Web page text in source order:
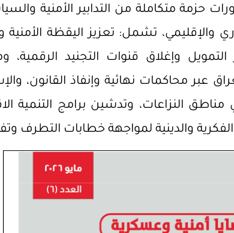
حزمة متكاملة من التدابير الأمنية
والإقليمي، تشمل: تعزيز اليقظة الأمنية
وإغلاق قنوات التجنيد
عبر محاكمات نهائية وإنفاذ القانون،
مناطق النزاعات، وتدشين برامج التنمية
والدينية لمواجهة خطابات التطرف